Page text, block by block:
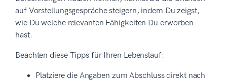
auf Vorstellungsgespräche steigern, indem Du zeigst,
wie Du welche relevanten Fähigkeiten Du erworben
hast.
Beachten diese Tipps für Ihren Lebenslauf:
Platziere die Angaben zum Abschluss direkt nach